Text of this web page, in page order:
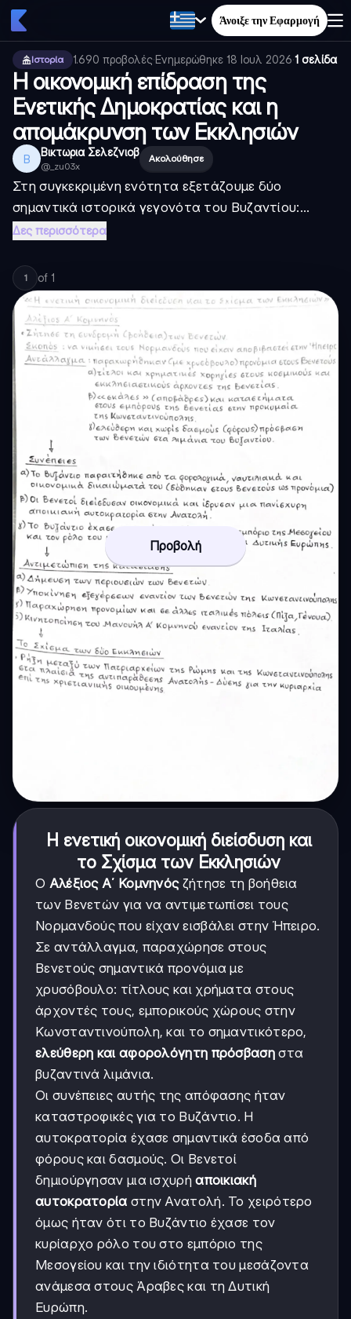
Άνοιξε την Εφαρμογή
Ιστορία 1.690 προβολές·Ενημερώθηκε 18 Ιουλ 2026·1 σελίδα
Η οικονομική επίδραση της
Ενετικής Δημοκρατίας και η
απομάκρυνση των Εκκλησιών
Β Βικτωρια Σελεζνιοβ
@ _zu03x
Ακολούθησε
Στη συγκεκριμένη ενότητα εξετάζουμε δύο
σημαντικά ιστορικά γεγονότα του Βυζαντίου:...
Δες περισσότερα
1 of 1
Προβολή
Η ενετική οικονομική διείσδυση και
το Σχίσμα των Εκκλησιών
Ο Αλέξιος Α΄ Κομνηνόςζήτησε τη βοήθεια
των Βενετών για να αντιμετωπίσει τους
Νορμανδούς που είχαν εισβάλει στην Ήπειρο.
Σε αντάλλαγμα, παραχώρησε στους
Βενετούς σημαντικά προνόμια με
χρυσόβουλο: τίτλους και χρήματα στους
άρχοντές τους, εμπορικούς χώρους στην
Κωνσταντινούπολη, και το σημαντικότερο,
ελεύθερη και αφορολόγητη πρόσβασηστα
βυζαντινά λιμάνια.
Οι συνέπειες αυτής της απόφασης ήταν
καταστροφικές για το Βυζάντιο. Η
αυτοκρατορία έχασε σημαντικά έσοδα από
φόρους και δασμούς. Οι Βενετοί
δημιούργησαν μια ισχυρήαποικιακή
αυτοκρατορία στην Ανατολή. Το χειρότερο
όμως ήταν ότι το Βυζάντιο έχασε τον
κυρίαρχο ρόλο του στο εμπόριο της
Μεσογείου και την ιδιότητα του μεσάζοντα
ανάμεσα στους Άραβες και τη Δυτική
Ευρώπη.